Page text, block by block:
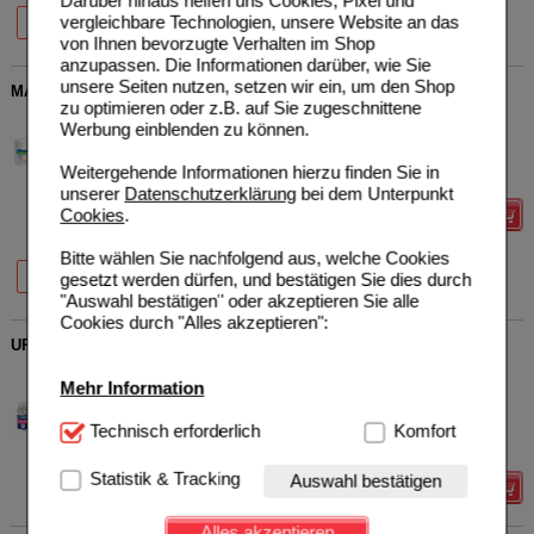
vergleichbare Technologien, unsere Website an das
von Ihnen bevorzugte Verhalten im Shop
anzupassen. Die Informationen darüber, wie Sie
unsere Seiten nutzen, setzen wir ein, um den Shop
zu optimieren oder z.B. auf Sie zugeschnittene
Werbung einblenden zu können.
Weitergehende Informationen hierzu finden Sie in
unserer Datenschutzerklärungbei dem Unterpunkt
Cookies.
Bitte wählen Sie nachfolgend aus, welche Cookies
gesetzt werden dürfen, und bestätigen Sie dies durch
"Auswahl bestätigen" oder akzeptieren Sie alle
Cookies durch "Alles akzeptieren":
Mehr Information
Technisch Notwendig:Hierbei handelt es sich um
Website notwendig sind (z.B. Navigation, Warenkorb,
Kundenkonto), weshalb auf diese nicht verzichtet
werden kann.
Technisch erforderlich Komfort
Statistik & Tracking Auswahl bestätigen
30 St
31%
60 St
26%
90 St
30%
MAGNESIUM DIASPORAL pro+B-Vit.DEPOT Musk.+Nerv.Tab
Protina Pharmazeutische
GmbH
60St Tabletten
UVP
Sie sparen 10,66 €
30 St
34%
60 St
31%
90 St
31%
URGO LIPPENHERPES flüssig
GmbH
3ml Flüssigkeit 2,99 €
Details